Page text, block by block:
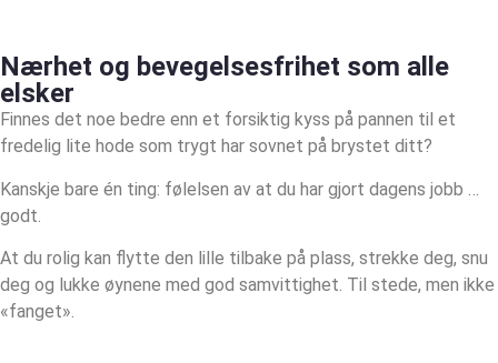
Nærhet og bevegelsesfrihet som alle
elsker
Finnes det noe bedre enn et forsiktig kyss på pannen til et
fredelig lite hode som trygt har sovnet på brystet ditt?
Kanskje bare én ting: følelsen av at du har gjort dagens jobb …
godt.
At du rolig kan flytte den lille tilbake på plass, strekke deg, snu
deg og lukke øynene med god samvittighet. Til stede, men ikke
«fanget».